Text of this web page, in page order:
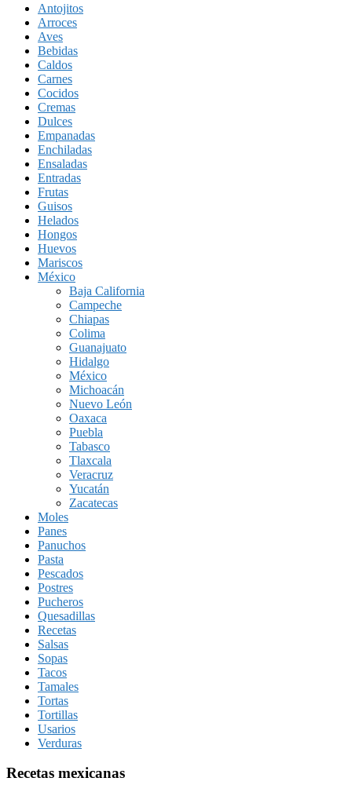
Antojitos
Arroces
Aves
Bebidas
Caldos
Carnes
Cocidos
Cremas
Dulces
Empanadas
Enchiladas
Ensaladas
Entradas
Frutas
Guisos
Helados
Hongos
Huevos
Mariscos
México
Baja California
Campeche
Chiapas
Colima
Guanajuato
Hidalgo
México
Michoacán
Nuevo León
Oaxaca
Puebla
Tabasco
Tlaxcala
Veracruz
Yucatán
Zacatecas
Moles
Panes
Panuchos
Pasta
Pescados
Postres
Pucheros
Quesadillas
Recetas
Salsas
Sopas
Tacos
Tamales
Tortas
Tortillas
Usarios
Verduras
Recetas mexicanas